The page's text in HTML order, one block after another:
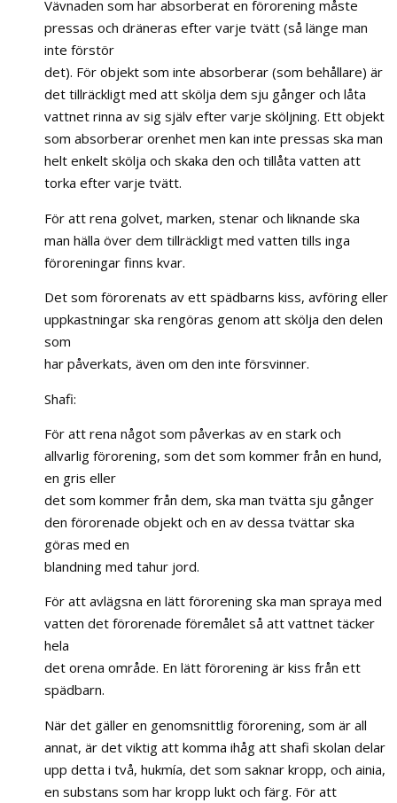
Vävnaden som har absorberat en förorening måste
pressas och dräneras efter varje tvätt (så länge man
inte förstör
det). För objekt som inte absorberar (som behållare) är
det tillräckligt med att skölja dem sju gånger och låta
vattnet rinna av sig själv efter varje sköljning. Ett objekt
som absorberar orenhet men kan inte pressas ska man
helt enkelt skölja och skaka den och tillåta vatten att
torka efter varje tvätt.
För att rena golvet, marken, stenar och liknande ska
man hälla över dem tillräckligt med vatten tills inga
föroreningar finns kvar.
Det som förorenats av ett spädbarns kiss, avföring eller
uppkastningar ska rengöras genom att skölja den delen
som
har påverkats, även om den inte försvinner.
Shafi:
För att rena något som påverkas av en stark och
allvarlig förorening, som det som kommer från en hund,
en gris eller
det som kommer från dem, ska man tvätta sju gånger
den förorenade objekt och en av dessa tvättar ska
göras med en
blandning med tahur jord.
För att avlägsna en lätt förorening ska man spraya med
vatten det förorenade föremålet så att vattnet täcker
hela
det orena område. En lätt förorening är kiss från ett
spädbarn.
När det gäller en genomsnittlig förorening, som är all
annat, är det viktig att komma ihåg att shafi skolan delar
upp detta i två, hukmía, det som saknar kropp, och ainia,
en substans som har kropp lukt och färg. För att